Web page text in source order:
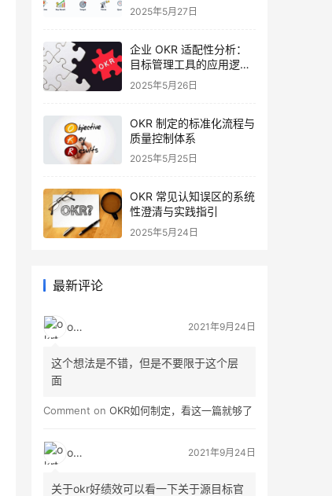
2025年5月27日
企业 OKR 适配性分析：
目标管理工具的应用逻辑
与实践要点
2025年5月26日
OKR 制定的标准化流程与
质量控制体系
2025年5月25日
OKR 常见认知误区的系统
性澄清与实践指引
2025年5月24日
最新评论
okrt 2021年9月24日
这个想法是不错，但是不要限于这个层
面
Comment on OKR如何制定，看这一篇就够了
okrt 2021年9月24日
关于okr好绩效可以看一下关于源目标官